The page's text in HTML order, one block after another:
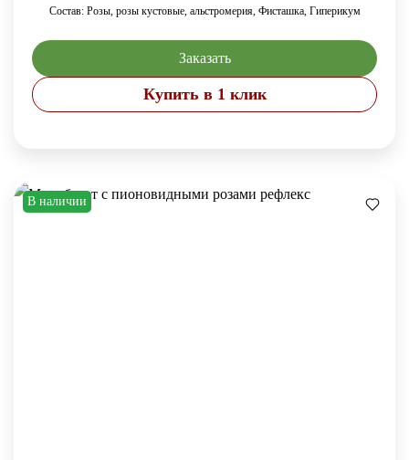
Состав: Розы, розы кустовые, альстромерия, Фисташка, Гиперикум
Заказать
Купить в 1 клик
В наличии